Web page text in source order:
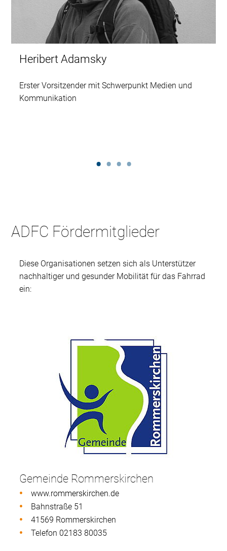
Heribert Adamsky
Erster Vorsitzender mit Schwerpunkt Medien und
Kommunikation
ADFC Fördermitglieder
Diese Organisationen setzen sich als Unterstützer
nachhaltiger und gesunder Mobilität für das Fahrrad
ein:
Gemeinde Rommerskirchen
www.rommerskirchen.de
Bahnstraße 51
41569 Rommerskirchen
Telefon 02183 80035